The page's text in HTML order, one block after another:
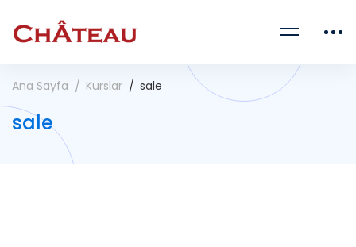
Ana Sayfa Kurslar sale
sale